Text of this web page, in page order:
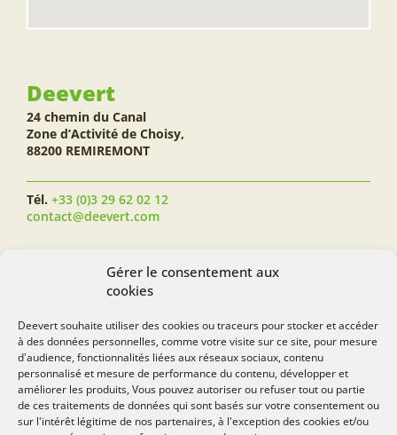
Gérer le consentement aux
cookies
Deevert souhaite utiliser des cookies ou traceurs pour stocker et accéder
à des données personnelles, comme votre visite sur ce site, pour mesure
d'audience, fonctionnalités liées aux réseaux sociaux, contenu
personnalisé et mesure de performance du contenu, développer et
améliorer les produits, Vous pouvez autoriser ou refuser tout ou partie
de ces traitements de données qui sont basés sur votre consentement ou
sur l'intérêt légitime de nos partenaires, à l'exception des cookies et/ou
Deevert
24 chemin du Canal
Zone d’Activité de Choisy,
88200 REMIREMONT
Tél. +33 (0)3 29 62 02 12
contact@deevert.com
SUIVEZ-NOUS...
deevert.com